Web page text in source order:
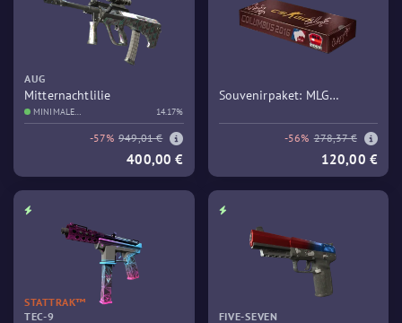
AUG
Mitternachtlilie
MINIMALE
GEBRAUCHSSPUREN
14.17%
-57% 949,01 €
400,00 €
Souvenirpaket: MLG
-56% 278,37 €
120,00 €
STATTRAK™
TEC-9
FIVE-SEVEN